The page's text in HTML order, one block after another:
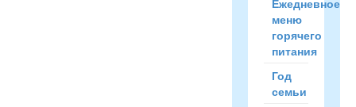
Ежедневное
меню
горячего
питания
Год
семьи